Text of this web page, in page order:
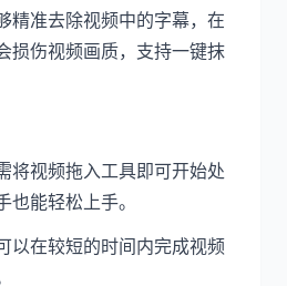
精准去除视频中的字幕，在
损伤视频画质，支持一键抹
将视频拖入工具即可开始处
也能轻松上手。
以在较短的时间内完成视频